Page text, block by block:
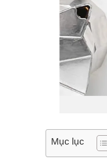
Mục lục